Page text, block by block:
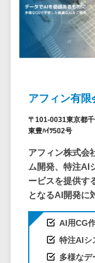
アフィン有限
〒101-0031東京都
東豊ﾊｲﾂ502号
アフィン株式会
ム開発、特注AI
ービスを提供す
となるAI開発に
AI用CG
特注AIシ
多様なデ